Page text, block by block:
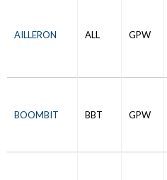
AILLERON ALL GPW
BOOMBIT BBT GPW